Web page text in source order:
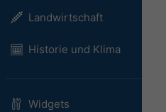
Landwirtschaft
Historie und Klima
Widgets